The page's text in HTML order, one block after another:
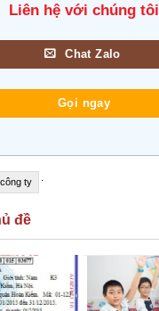
Liên hệ với chúng tôi
Chat Zalo
Gọi ngay
ty .
đề